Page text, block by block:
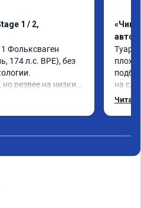
1 / 2,
Фольксваген
174 л.с. BPE), без
резвее на низких
100 км/ч при
«Чип
плохо
на